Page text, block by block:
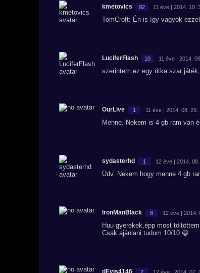
kmetovics 92 11 éve | 2014. 10.
TomCroft: Én is így vagyok
LuciferFlash 10 11 éve | 2014.
szerintem ez egy ritka szar
OurLive 1 11 éve | 2014. 08. 29.
Menne. Nekem is 4 gb ram van
sydasterhd 1 12 éve | 2014.
Üdv. Nekem hogy menne 4 gb
IronManBlack 8 12 éve | 2014.
Huu gyerekek,épp most
Csak ajánlani tudom 10/10 😀
dEvis4146 2 12 éve | 2014. 07.